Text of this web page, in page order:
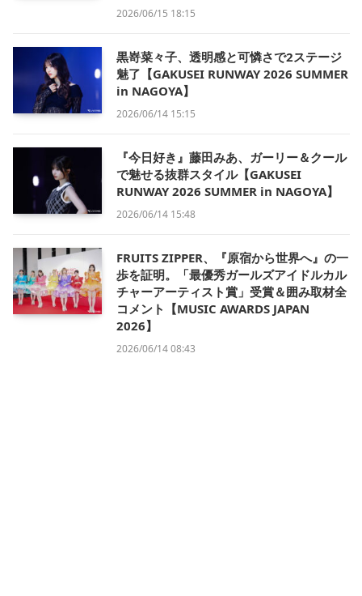
2026/06/15 18:15
黒嵜菜々子、透明感と可憐さで2ステージ
魅了【GAKUSEI RUNWAY 2026 SUMMER
in NAGOYA】
2026/06/14 15:15
『今日好き』藤田みあ、ガーリー＆クール
で魅せる抜群スタイル【GAKUSEI
RUNWAY 2026 SUMMER in NAGOYA】
2026/06/14 15:48
FRUITS ZIPPER、『原宿から世界へ』の一
歩を証明。「最優秀ガールズアイドルカル
チャーアーティスト賞」受賞＆囲み取材全
コメント【MUSIC AWARDS JAPAN
2026】
2026/06/14 08:43